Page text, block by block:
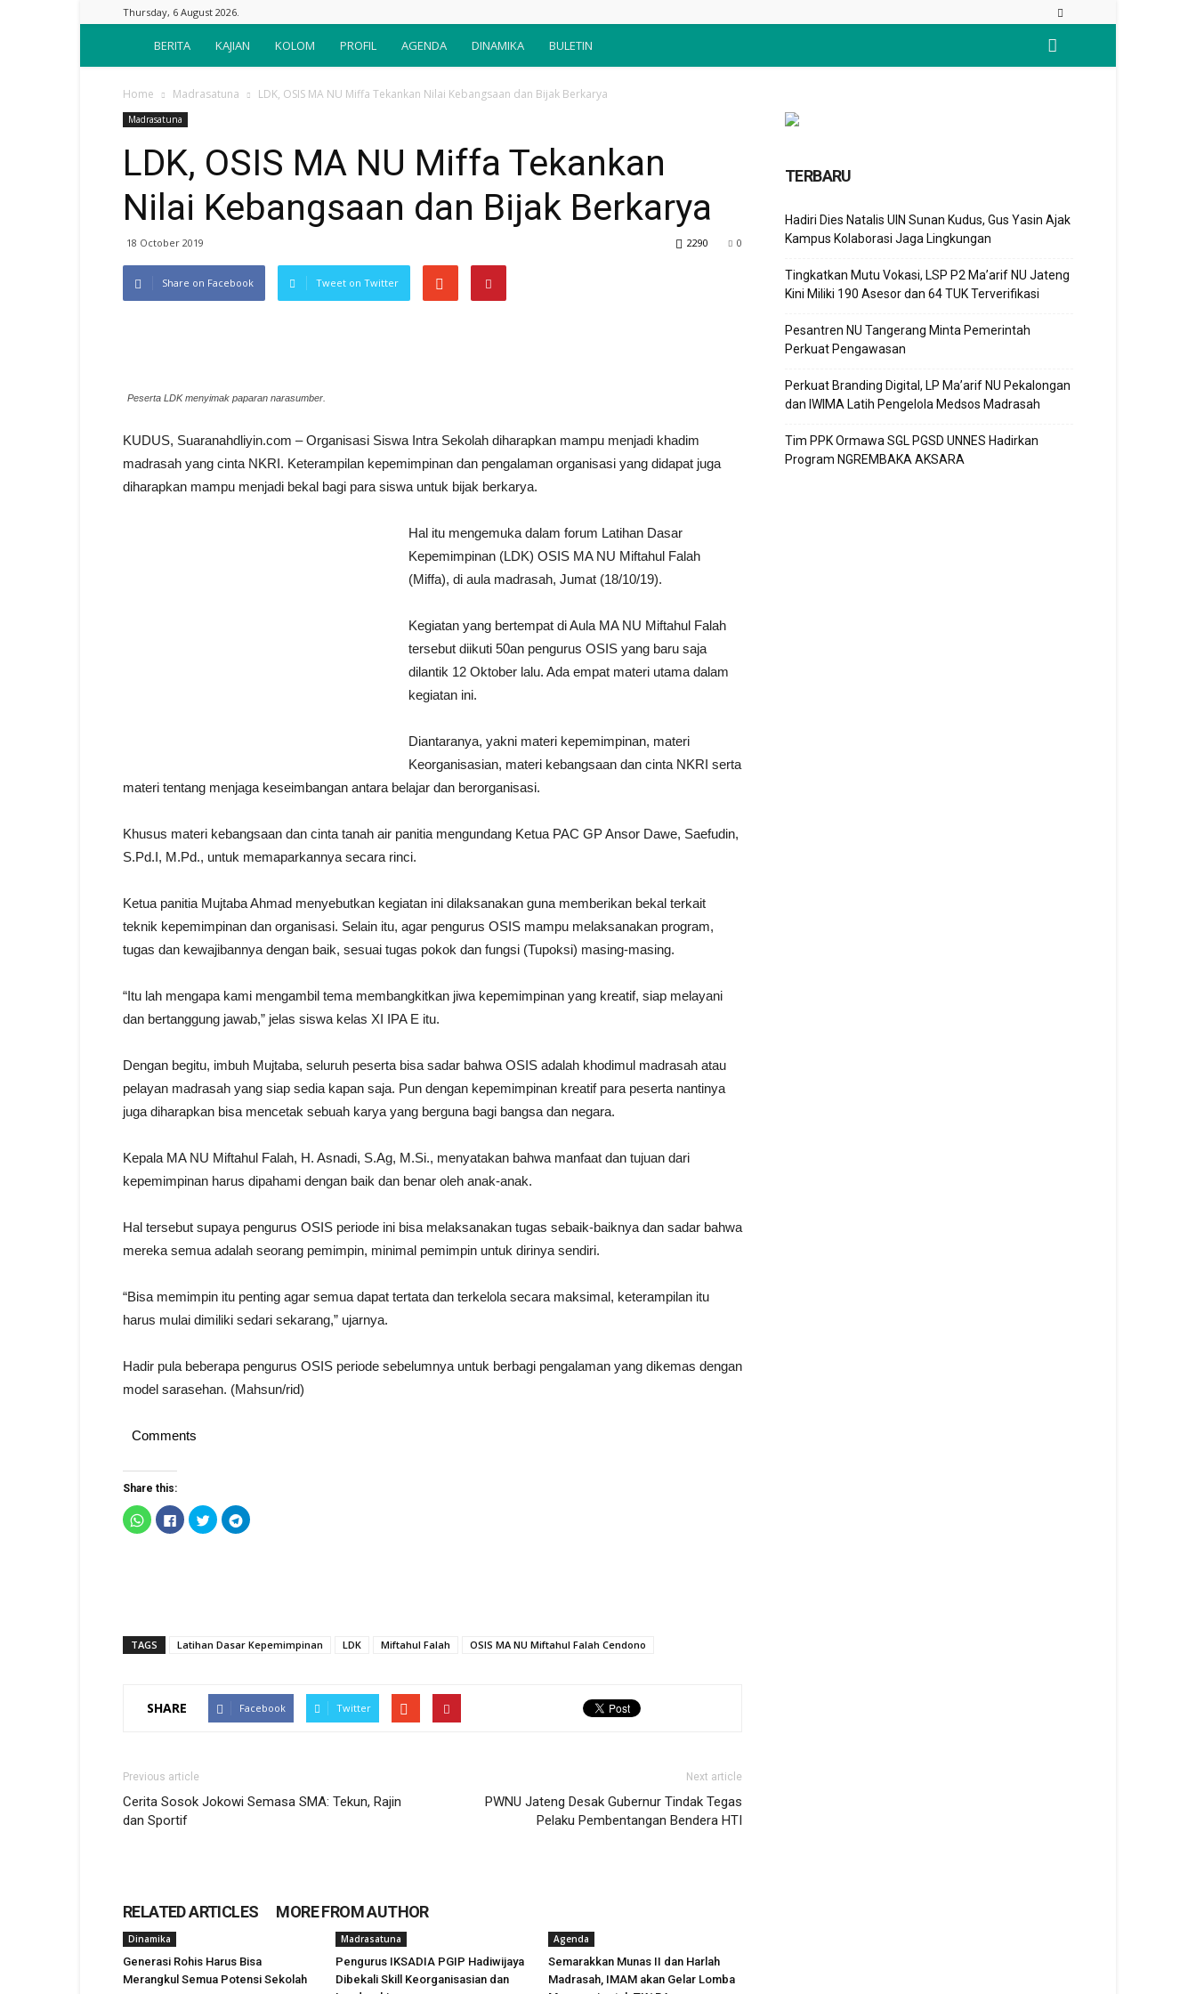
Thursday, 6 August 2026.
Suara
Nahdliyin
BERITA KAJIAN KOLOM PROFIL AGENDA DINAMIKA BULETIN
Home Madrasatuna LDK, OSIS MA NU Miffa Tekankan Nilai Kebangsaan dan Bijak Berkarya
Madrasatuna
LDK, OSIS MA NU Miffa Tekankan
Nilai Kebangsaan dan Bijak Berkarya
18 October 2019 0
2290
Share on Facebook Tweet on Twitter
Peserta LDK menyimak paparan narasumber.
KUDUS, Suaranahdliyin.com – Organisasi Siswa Intra Sekolah diharapkan mampu menjadi khadim
madrasah yang cinta NKRI. Keterampilan kepemimpinan dan pengalaman organisasi yang didapat juga
diharapkan mampu menjadi bekal bagi para siswa untuk bijak berkarya.
Hal itu mengemuka dalam forum Latihan Dasar
Kepemimpinan (LDK) OSIS MA NU Miftahul Falah
(Miffa), di aula madrasah, Jumat (18/10/19).
Kegiatan yang bertempat di Aula MA NU Miftahul Falah
tersebut diikuti 50an pengurus OSIS yang baru saja
dilantik 12 Oktober lalu. Ada empat materi utama dalam
kegiatan ini.
Diantaranya, yakni materi kepemimpinan, materi
Keorganisasian, materi kebangsaan dan cinta NKRI serta
materi tentang menjaga keseimbangan antara belajar dan berorganisasi.
Khusus materi kebangsaan dan cinta tanah air panitia mengundang Ketua PAC GP Ansor Dawe, Saefudin,
S.Pd.I, M.Pd., untuk memaparkannya secara rinci.
Ketua panitia Mujtaba Ahmad menyebutkan kegiatan ini dilaksanakan guna memberikan bekal terkait
teknik kepemimpinan dan organisasi. Selain itu, agar pengurus OSIS mampu melaksanakan program,
tugas dan kewajibannya dengan baik, sesuai tugas pokok dan fungsi (Tupoksi) masing-masing.
“Itu lah mengapa kami mengambil tema membangkitkan jiwa kepemimpinan yang kreatif, siap melayani
dan bertanggung jawab,” jelas siswa kelas XI IPA E itu.
Dengan begitu, imbuh Mujtaba, seluruh peserta bisa sadar bahwa OSIS adalah khodimul madrasah atau
pelayan madrasah yang siap sedia kapan saja. Pun dengan kepemimpinan kreatif para peserta nantinya
juga diharapkan bisa mencetak sebuah karya yang berguna bagi bangsa dan negara.
Kepala MA NU Miftahul Falah, H. Asnadi, S.Ag, M.Si., menyatakan bahwa manfaat dan tujuan dari
kepemimpinan harus dipahami dengan baik dan benar oleh anak-anak.
Hal tersebut supaya pengurus OSIS periode ini bisa melaksanakan tugas sebaik-baiknya dan sadar bahwa
mereka semua adalah seorang pemimpin, minimal pemimpin untuk dirinya sendiri.
“Bisa memimpin itu penting agar semua dapat tertata dan terkelola secara maksimal, keterampilan itu
harus mulai dimiliki sedari sekarang,” ujarnya.
Hadir pula beberapa pengurus OSIS periode sebelumnya untuk berbagi pengalaman yang dikemas dengan
model sarasehan. (Mahsun/rid)
Comments
Share this:
Click
to
share
Click
to
share
Click
to
share
Click
to
TAGS Latihan Dasar Kepemimpinan LDK Miftahul Falah OSIS MA NU Miftahul Falah Cendono
SHARE Facebook Twitter
Previous article
Cerita Sosok Jokowi Semasa SMA: Tekun, Rajin
dan Sportif
Next article
PWNU Jateng Desak Gubernur Tindak Tegas
Pelaku Pembentangan Bendera HTI
RELATED ARTICLES MORE FROM AUTHOR
Dinamika
Generasi Rohis Harus Bisa
Merangkul Semua Potensi Sekolah
Madrasatuna
Pengurus IKSADIA PGIP Hadiwijaya
Dibekali Skill Keorganisasian dan
Agenda
Semarakkan Munas II dan Harlah
Madrasah, IMAM akan Gelar Lomba
TERBARU
Hadiri Dies Natalis UIN Sunan Kudus, Gus Yasin Ajak
Kampus Kolaborasi Jaga Lingkungan
Tingkatkan Mutu Vokasi, LSP P2 Ma’arif NU Jateng
Kini Miliki 190 Asesor dan 64 TUK Terverifikasi
Pesantren NU Tangerang Minta Pemerintah
Perkuat Pengawasan
Perkuat Branding Digital, LP Ma’arif NU Pekalongan
dan IWIMA Latih Pengelola Medsos Madrasah
Tim PPK Ormawa SGL PGSD UNNES Hadirkan
Program NGREMBAKA AKSARA